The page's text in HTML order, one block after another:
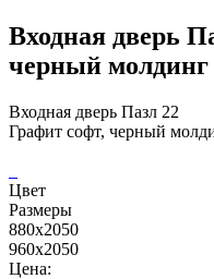
Входная дверь
черный молдинг
Входная дверь Пазл 22
Графит софт, черный
Цвет
Размеры
880х2050
960х2050
Цена: